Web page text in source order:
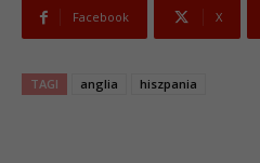
Facebook X
TAGI anglia hiszpania